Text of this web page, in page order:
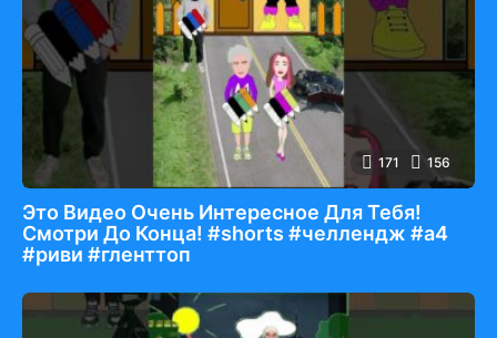
171 156
Это Видео Очень Интересное Для Тебя!
Смотри До Конца! #shorts #челлендж #а4
#риви #гленттоп